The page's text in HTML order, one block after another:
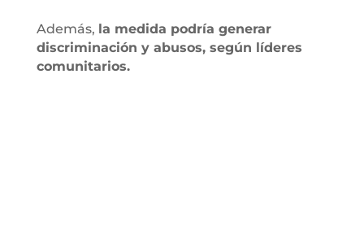
Además, la medida podría generar
discriminación y abusos, según líderes
comunitarios.